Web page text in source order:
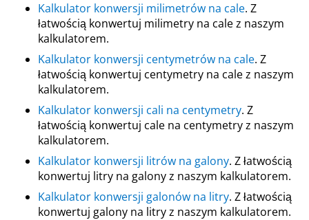
Kalkulator konwersji milimetrów na cale. Z
łatwością konwertuj milimetry na cale z naszym
kalkulatorem.
Kalkulator konwersji centymetrów na cale. Z
łatwością konwertuj centymetry na cale z naszym
kalkulatorem.
Kalkulator konwersji cali na centymetry. Z
łatwością konwertuj cale na centymetry z naszym
kalkulatorem.
Kalkulator konwersji litrów na galony. Z łatwością
konwertuj litry na galony z naszym kalkulatorem.
Kalkulator konwersji galonów na litry. Z łatwością
konwertuj galony na litry z naszym kalkulatorem.